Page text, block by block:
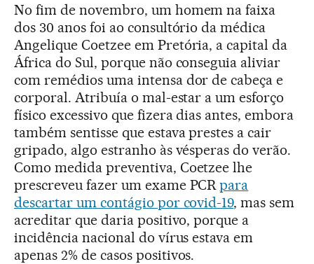
No fim de novembro, um homem na faixa
dos 30 anos foi ao consultório da médica
Angelique Coetzee em Pretória, a capital da
África do Sul, porque não conseguia aliviar
com remédios uma intensa dor de cabeça e
corporal. Atribuía o mal-estar a um esforço
físico excessivo que fizera dias antes, embora
também sentisse que estava prestes a cair
gripado, algo estranho às vésperas do verão.
Como medida preventiva, Coetzee lhe
prescreveu fazer um exame PCRpara
descartar um contágio por covid-19, mas sem
acreditar que daria positivo, porque a
incidência nacional do vírus estava em
apenas 2% de casos positivos.